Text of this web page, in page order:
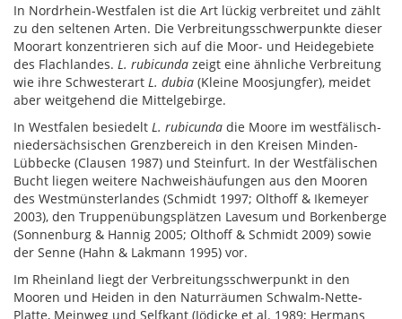
In Nordrhein-Westfalen ist die Art lückig verbreitet und zählt
zu den seltenen Arten. Die Verbreitungsschwerpunkte dieser
Moorart konzentrieren sich auf die Moor- und Heidegebiete
des Flachlandes. L. rubicunda zeigt eine ähnliche Verbreitung
wie ihre Schwesterart L. dubia (Kleine Moosjungfer), meidet
aber weitgehend die Mittelgebirge.
In Westfalen besiedelt L. rubicunda die Moore im westfälisch-
niedersächsischen Grenzbereich in den Kreisen Minden-
Lübbecke (Clausen 1987) und Steinfurt. In der Westfälischen
Bucht liegen weitere Nachweishäufungen aus den Mooren
des Westmünsterlandes (Schmidt 1997; Olthoff & Ikemeyer
2003), den Truppenübungsplätzen Lavesum und Borkenberge
(Sonnenburg & Hannig 2005; Olthoff & Schmidt 2009) sowie
der Senne (Hahn & Lakmann 1995) vor.
Im Rheinland liegt der Verbreitungsschwerpunkt in den
Mooren und Heiden in den Naturräumen Schwalm-Nette-
Platte, Meinweg und Selfkant (Jödicke et al. 1989; Hermans